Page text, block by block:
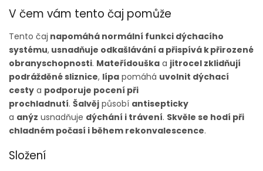
V čem vám tento čaj pomůže
Tento čaj napomáhá normální funkci dýchacího
systému, usnadňuje odkašlávání a přispívá k přirozené
obranyschopnosti. Mateřídouška a jitrocel zklidňují
podrážděné sliznice, lípa pomáhá uvolnit dýchací
cesty a podporuje pocení při
prochladnutí. Šalvěj působí antisepticky
a anýz usnadňuje dýchání i trávení. Skvěle se hodí při
chladném počasí i během rekonvalescence.
Složení